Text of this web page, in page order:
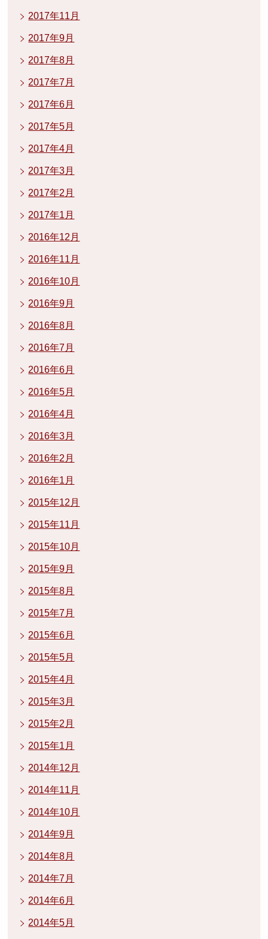
2017年11月
2017年9月
2017年8月
2017年7月
2017年6月
2017年5月
2017年4月
2017年3月
2017年2月
2017年1月
2016年12月
2016年11月
2016年10月
2016年9月
2016年8月
2016年7月
2016年6月
2016年5月
2016年4月
2016年3月
2016年2月
2016年1月
2015年12月
2015年11月
2015年10月
2015年9月
2015年8月
2015年7月
2015年6月
2015年5月
2015年4月
2015年3月
2015年2月
2015年1月
2014年12月
2014年11月
2014年10月
2014年9月
2014年8月
2014年7月
2014年6月
2014年5月